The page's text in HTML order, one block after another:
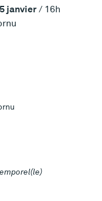
janvier/ 16h